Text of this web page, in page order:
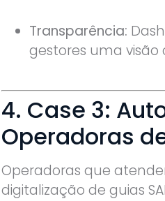
Transparência:
gestores uma
4. Case 3:
Operadoras
Operadoras que
digitalização de guias